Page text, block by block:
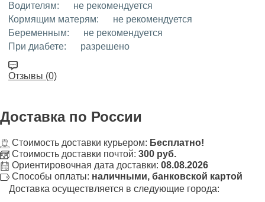
Водителям:
не рекомендуется
Кормящим матерям:
не рекомендуется
Беременным:
не рекомендуется
При диабете:
разрешено
Отзывы (0)
Доставка по России
Стоимость доставки курьером: Бесплатно!
Стоимость доставки почтой: 300 руб.
Ориентировочная дата доставки: 08.08.2026
Способы оплаты: наличными, банковской картой
Доставка осуществляется в следующие города: